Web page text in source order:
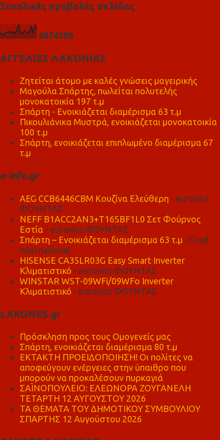
Συνολικές προβολές σελίδας
6874388
ΑΓΓΕΛΙΕΣ ΛΑΚΩΝΙΑΣ
Ζητείται άτομο με καλές γνώσεις μαγειρικής
Μαγούλα Σπάρτης, πωλείται πολυτελής
μονοκατοικία 197 τ.μ
Σπάρτη - Ενοικιάζεται διαμέρισμα 63 τ.μ
Πικουλιάνικα Μυστρά, ενοικιάζεται μονοκατοικία
100 τ.μ
Σπάρτη, ενοικιάζεται επιπλωμένο διαμέρισμα 67
τ.μ
e-info.gr
AEG CCB6446CBM Κουζίνα Ελεύθερη - euronics
ΦΟΥΝΤΑΣ
NEFF B1ACC2AN3+T16SBF1L0 Σετ Φούρνος
Εστία - euronics ΦΟΥΝΤΑΣ
Σπάρτη – Ενοικιάζεται διαμέρισμα 63 τ.μ - Grad
international
HISENSE CA35LR03G Easy Smart Inverter
Κλιματιστικό - euronics ΦΟΥΝΤΑΣ
WINSTAR WST-09WFi/09WFo Inverter
Κλιματιστικό - euronics ΦΟΥΝΤΑΣ
LAKONES.gr
Πρόσκληση προς τους Ομογενείς μας
Σπάρτη, ενοικιάζεται διαμέρισμα 80 τ.μ
ΕΚΤΑΚΤΗ ΠΡΟΕΙΔΟΠΟΙΗΣΗ! Οι πολίτες να
αποφεύγουν ενέργειες στην ύπαιθρο που
μπορούν να προκαλέσουν πυρκαγιά
ΣΑΪΝΟΠΟΥΛΕΙΟ: ΕΛΕΩΝΟΡΑ ΖΟΥΓΑΝΕΛΗ
ΤΕΤΑΡΤΗ 12 ΑΥΓΟΥΣΤΟΥ 2026
ΤΑ ΘΕΜΑΤΑ ΤΟΥ ΔΗΜΟΤΙΚΟΥ ΣΥΜΒΟΥΛΙΟΥ
ΣΠΑΡΤΗΣ 12 Αυγούστου 2026